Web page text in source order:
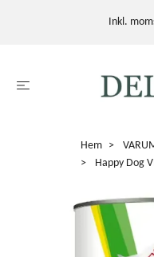
Inkl.
Hem
Happy Dog